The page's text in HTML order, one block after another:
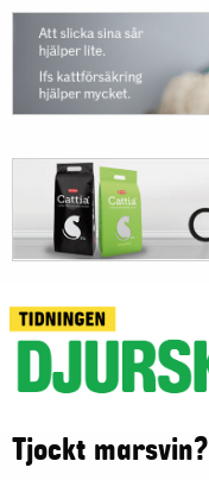
Tjockt marsvin?